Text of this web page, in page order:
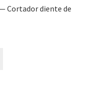
Cortador diente de